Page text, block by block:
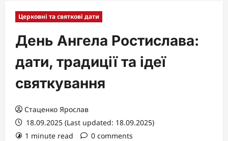
Церковні та святкові дати
День Ангела Ростислава:
дати, традиції та ідеї
святкування
Стаценко Ярослав
18.09.2025 (Last updated: 18.09.2025)
1 minute read
0 comments